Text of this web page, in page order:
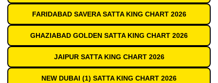
FARIDABAD SAVERA SATTA KING CHART 2026
GHAZIABAD GOLDEN SATTA KING CHART 2026
JAIPUR SATTA KING CHART 2026
NEW DUBAI (1) SATTA KING CHART 2026